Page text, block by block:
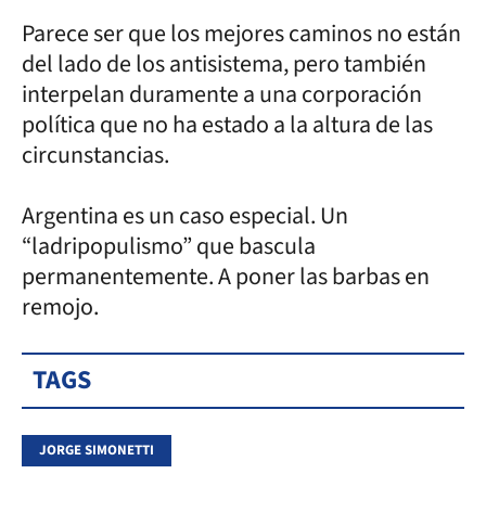
Parece ser que los mejores caminos no están
del lado de los antisistema, pero también
interpelan duramente a una corporación
política que no ha estado a la altura de las
circunstancias.
Argentina es un caso especial. Un
“ladripopulismo” que bascula
permanentemente. A poner las barbas en
remojo.
TAGS
JORGE SIMONETTI